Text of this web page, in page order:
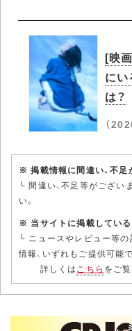
[映
にい
は？
（
※ 掲載情報に間違い、不足
└ 間違い、不足等がござい
い。
※ 当サイトに掲載している
└ ニュースやレビュー等の
情報、いずれもご提供可能で
詳しくはこちら をご